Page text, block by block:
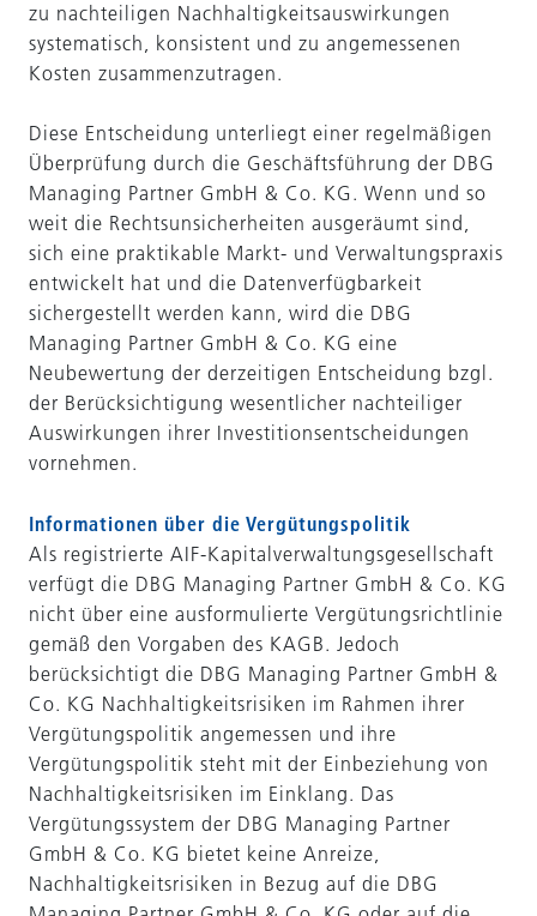
zu nachteiligen Nachhaltigkeitsauswirkungen
systematisch, konsistent und zu angemessenen
Kosten zusammenzutragen.
Diese Entscheidung unterliegt einer regelmäßigen
Überprüfung durch die Geschäftsführung der DBG
Managing Partner GmbH & Co. KG. Wenn und so
weit die Rechtsunsicherheiten ausgeräumt sind,
sich eine praktikable Markt- und Verwaltungspraxis
entwickelt hat und die Datenverfügbarkeit
sichergestellt werden kann, wird die DBG
Managing Partner GmbH & Co. KG eine
Neubewertung der derzeitigen Entscheidung bzgl.
der Berücksichtigung wesentlicher nachteiliger
Auswirkungen ihrer Investitionsentscheidungen
vornehmen.
Informationen über die Vergütungspolitik
Als registrierte AIF-Kapitalverwaltungsgesellschaft
verfügt die DBG Managing Partner GmbH & Co. KG
nicht über eine ausformulierte Vergütungsrichtlinie
gemäß den Vorgaben des KAGB. Jedoch
berücksichtigt die DBG Managing Partner GmbH &
Co. KG Nachhaltigkeitsrisiken im Rahmen ihrer
Vergütungspolitik angemessen und ihre
Vergütungspolitik steht mit der Einbeziehung von
Nachhaltigkeitsrisiken im Einklang. Das
Vergütungssystem der DBG Managing Partner
GmbH & Co. KG bietet keine Anreize,
Nachhaltigkeitsrisiken in Bezug auf die DBG